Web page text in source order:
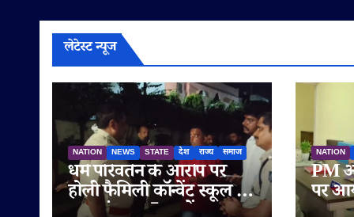
लेटेस्ट न्यूज
NATION NEWS STATE देश राज्य समाज
धर्म परिवर्तन के आरोप पर
होली फैमिली कॉन्वेंट स्कूल के
NATION
PM
पर